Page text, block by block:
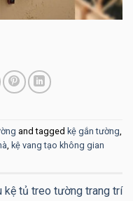
and tagged kệ gắn tường,
, kệ vang tạo không gian
kệ tủ treo tường trang trí